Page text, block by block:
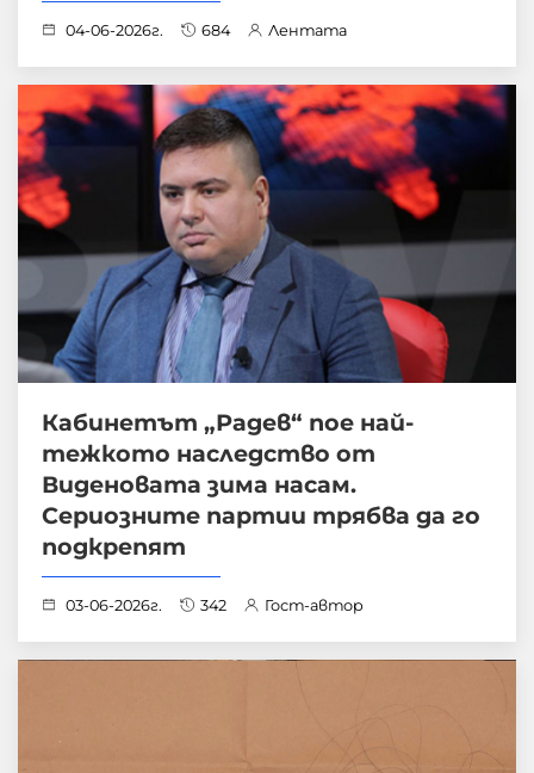
04-06-2026г. 684 Лентата
Кабинетът „Радев“ пое най-
тежкото наследство от
Виденовата зима насам.
Сериозните партии трябва да го
подкрепят
03-06-2026г. 342 Гост-автор